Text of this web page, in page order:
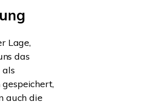
Lage,
das
als
auch die